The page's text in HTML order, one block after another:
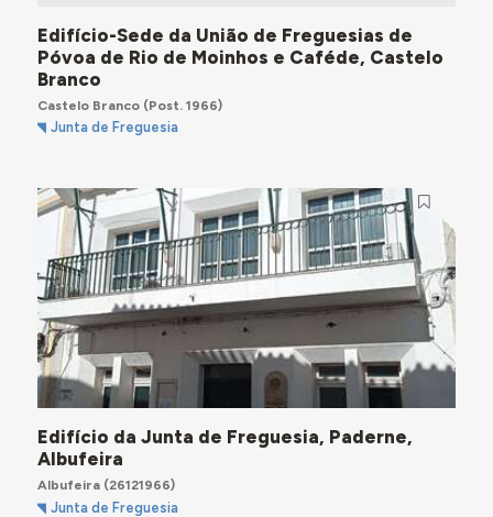
Edifício-Sede da União de Freguesias de
Póvoa de Rio de Moinhos e Caféde, Castelo
Branco
Castelo Branco(Post. 1966)
Junta de Freguesia
Edifício da Junta de Freguesia, Paderne,
Albufeira
Albufeira(26121966)
Junta de Freguesia